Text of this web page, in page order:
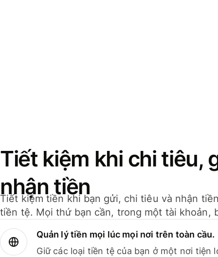
Tiết kiệm khi chi tiêu,
nhận tiền
Tiết kiệm tiền khi bạn gửi, chi tiêu và nhận
tiền tệ. Mọi thứ bạn cần, trong một tài khoản,
Quản lý tiền mọi lúc mọi nơi trên toàn cầu.
Giữ các loại tiền tệ của bạn ở một nơi tiện